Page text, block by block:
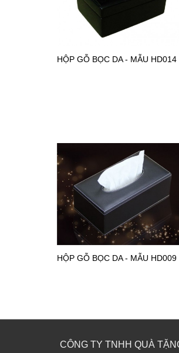
HỘP GỖ BỌC DA - MẪU HD014
HỘP GỖ BỌC DA - MẪU HD009
CÔNG TY TNHH QUÀ